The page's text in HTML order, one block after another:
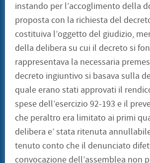
instando per l’accoglimento della
proposta con la richiesta del
costituiva l’oggetto del giudizio,
della delibera su cui il decreto si
rappresentava la necessaria
decreto ingiuntivo si basava sulla
quale erano stati approvati il
spese dell’esercizio 92-193 e il
che peraltro era limitato ai primi
delibera e’ stata ritenuta
tenuto conto che il denunciato
convocazione dell’assemblea non